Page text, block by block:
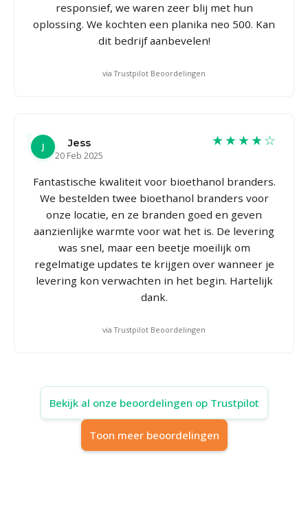
responsief, we waren zeer blij met hun
oplossing. We kochten een planika neo 500. Kan
dit bedrijf aanbevelen!
via Trustpilot Beoordelingen
J
Jess
20 Feb 2025
★★★★☆
Fantastische kwaliteit voor bioethanol branders.
We bestelden twee bioethanol branders voor
onze locatie, en ze branden goed en geven
aanzienlijke warmte voor wat het is. De levering
was snel, maar een beetje moeilijk om
regelmatige updates te krijgen over wanneer je
levering kon verwachten in het begin. Hartelijk
dank.
via Trustpilot Beoordelingen
Bekijk al onze beoordelingen op Trustpilot
Toon meer beoordelingen